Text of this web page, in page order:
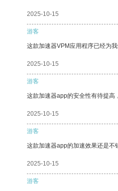
2025-10-15
游客
这款加速器VPM应用程序已经为
2025-10-15
游客
这款加速器app的安全性有待提高
2025-10-15
游客
这款加速器app的加速效果还是不
2025-10-15
游客